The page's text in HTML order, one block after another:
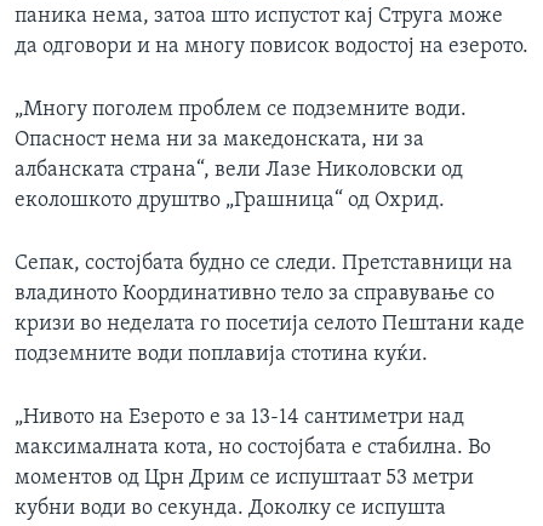
паника нема, затоа што испустот кај Струга може
да одговори и на многу повисок водостој на езерото.
„Многу поголем проблем се подземните води.
Опасност нема ни за македонската, ни за
албанската страна“, вели Лазе Николовски од
еколошкото друштво „Грашница“ од Охрид.
Сепак, состојбата будно се следи. Претставници на
владиното Координативно тело за справување со
кризи во неделата го посетија селото Пештани каде
подземните води поплавија стотина куќи.
„Нивото на Езерото е за 13-14 сантиметри над
максималната кота, но состојбата е стабилна. Во
моментов од Црн Дрим се испуштаат 53 метри
кубни води во секунда. Доколку се испушта